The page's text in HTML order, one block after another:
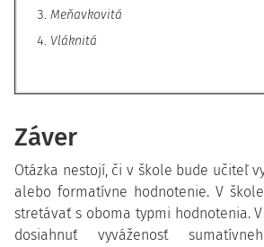
Meňavkovitá
Vláknitá
Záver
Otázka nestojí, či v škole bude učiteľ
alebo formatívne hodnotenie. V
stretávať s oboma typmi hodnotenia.
dosiahnuť vyváženosť